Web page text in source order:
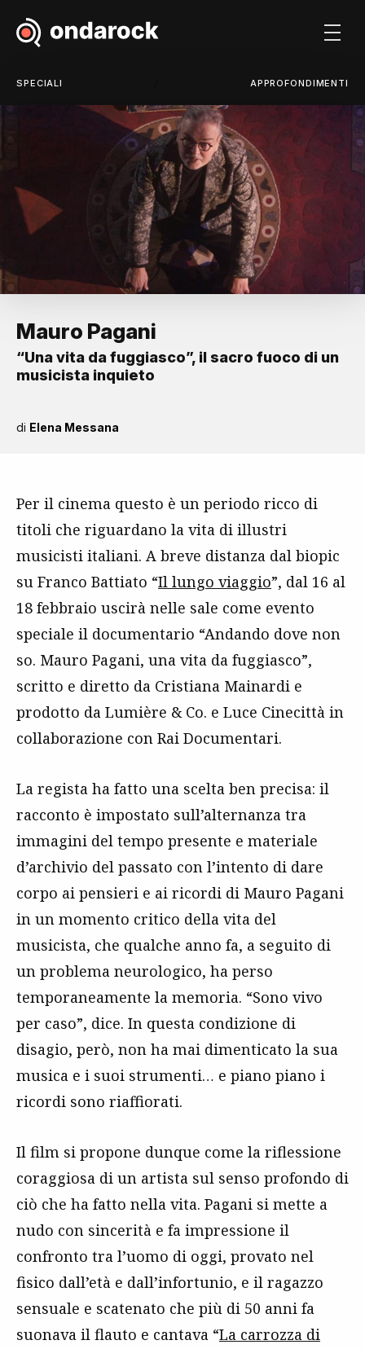
SPECIALI APPROFONDIMENTI
Mauro Pagani
“Una vita da fuggiasco”, il sacro fuoco di un
musicista inquieto
di Elena Messana
Per il cinema questo è un periodo ricco di
titoli che riguardano la vita di illustri
musicisti italiani. A breve distanza dal biopic
su Franco Battiato “Il lungo viaggio”, dal 16 al
18 febbraio uscirà nelle sale come evento
speciale il documentario “Andando dove non
so. Mauro Pagani, una vita da fuggiasco”,
scritto e diretto da Cristiana Mainardi e
prodotto da Lumière & Co. e Luce Cinecittà in
collaborazione con Rai Documentari.
La regista ha fatto una scelta ben precisa: il
racconto è impostato sull’alternanza tra
immagini del tempo presente e materiale
d’archivio del passato con l’intento di dare
corpo ai pensieri e ai ricordi di Mauro Pagani
in un momento critico della vita del
musicista, che qualche anno fa, a seguito di
un problema neurologico, ha perso
temporaneamente la memoria. “Sono vivo
per caso”, dice. In questa condizione di
disagio, però, non ha mai dimenticato la sua
musica e i suoi strumenti… e piano piano i
ricordi sono riaffiorati.
Il film si propone dunque come la riflessione
coraggiosa di un artista sul senso profondo di
ciò che ha fatto nella vita. Pagani si mette a
nudo con sincerità e fa impressione il
confronto tra l’uomo di oggi, provato nel
fisico dall’età e dall’infortunio, e il ragazzo
sensuale e scatenato che più di 50 anni fa
suonava il flauto e cantava “La carrozza di